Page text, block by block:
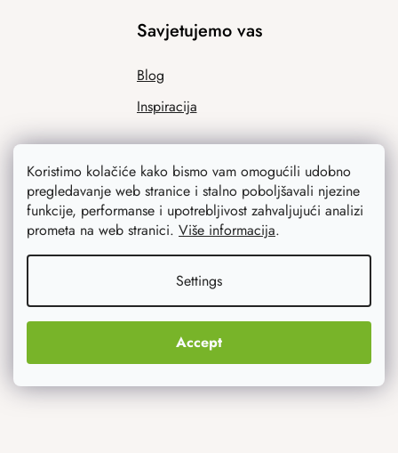
Koristimo kolačiće kako bismo vam omogućili udobno
pregledavanje web stranice i stalno poboljšavali njezine
funkcije, performanse i upotrebljivost zahvaljujući analizi
prometa na web stranici. Više informacija.
Settings
Accept
Savjetujemo vas
Blog
Inspiracija
Ono što vas najviše zanima
Noviteti